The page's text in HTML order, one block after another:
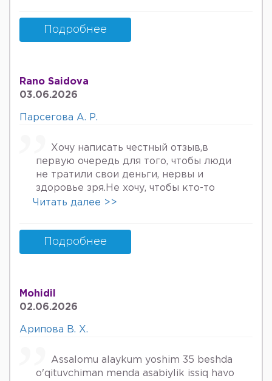
куйдирдик лекин фойдаси булмаяпди
охири вирус бормикин деган фикрга
келяпман шунинг учун хатто
Беринг 34га кирдим 3та фарзанди бор
хурмат Билан Мафтуна
Подробнее
Rano Saidova
03.06.2026
Парсегова А. Р.
Хочу написать честный отзыв,в
первую очередь для того, чтобы люди
не тратили свои деньги, нервы и
здоровье зря.Не хочу, чтобы кто-то
пережил то, что пережила я. Врач
врачебной этике и нормальном
человеческом отношении к людям.
Если хотите попасть в психбольницу
так унижать женщин, убивать в них
надежду, грубить и высокомерно
после осмотра на кресле и грубом
заметила кровяные выделения.
Женщинам старше 30 она выносит
Читать далее >>
Подробнее
Mohidil
02.06.2026
Арипова В. Х.
Assalomu alaykum yoshim 35 beshda
o'qituvchiman menda asabiylik issiq havo